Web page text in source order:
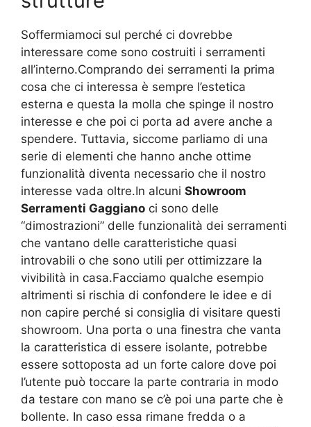
Soffermiamoci sul perché ci dovrebbe
interessare come sono costruiti i serramenti
all’interno.Comprando dei serramenti la prima
cosa che ci interessa è sempre l’estetica
esterna e questa la molla che spinge il nostro
interesse e che poi ci porta ad avere anche a
spendere. Tuttavia, siccome parliamo di una
serie di elementi che hanno anche ottime
funzionalità diventa necessario che il nostro
interesse vada oltre.In alcuni Showroom
Serramenti Gaggiano ci sono delle
“dimostrazioni” delle funzionalità dei serramenti
che vantano delle caratteristiche quasi
introvabili o che sono utili per ottimizzare la
vivibilità in casa.Facciamo qualche esempio
altrimenti si rischia di confondere le idee e di
non capire perché si consiglia di visitare questi
showroom. Una porta o una finestra che vanta
la caratteristica di essere isolante, potrebbe
essere sottoposta ad un forte calore dove poi
l’utente può toccare la parte contraria in modo
da testare con mano se c’è poi una parte che è
bollente. In caso essa rimane fredda o a